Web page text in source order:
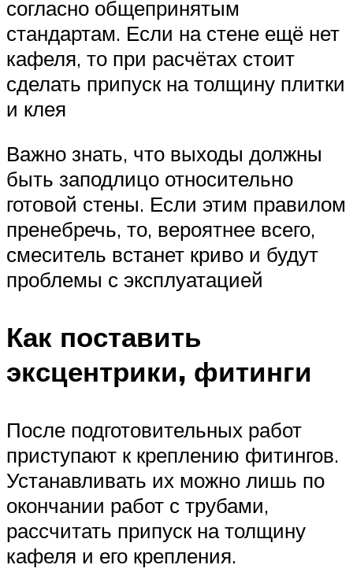
согласно общепринятым
стандартам. Если на стене ещё нет
кафеля, то при расчётах стоит
сделать припуск на толщину плитки
и клея
Важно знать, что выходы должны
быть заподлицо относительно
готовой стены. Если этим правилом
пренебречь, то, вероятнее всего,
смеситель встанет криво и будут
проблемы с эксплуатацией
Как поставить
эксцентрики, фитинги
После подготовительных работ
приступают к креплению фитингов.
Устанавливать их можно лишь по
окончании работ с трубами,
рассчитать припуск на толщину
кафеля и его крепления.